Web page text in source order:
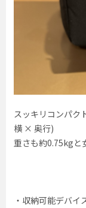
スッキリコンパ
横 × 奥行)
重さも約0.75kgと
・収納可能デバイ